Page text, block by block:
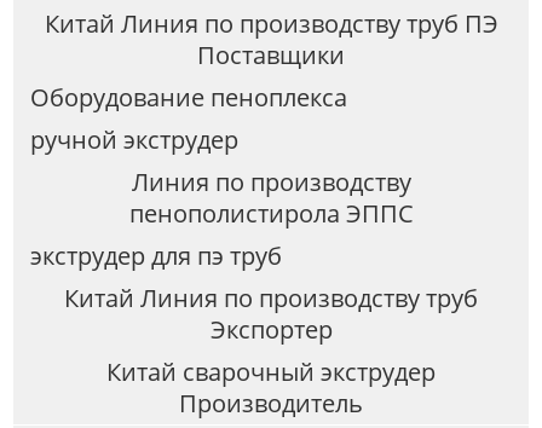
Китай Линия по производству труб ПЭ
Поставщики
Оборудование пеноплекса
ручной экструдер
Линия по производству
пенополистирола ЭППС
экструдер для пэ труб
Китай Линия по производству труб
Экспортер
Китай сварочный экструдер
Производитель